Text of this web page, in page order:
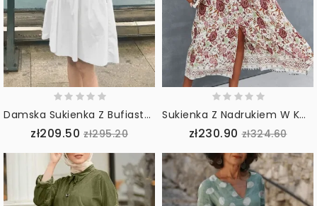
Damska Sukienka Z Bufiastymi Rękawami W Jednolitym Kolorze Z Dekoltem W Szpic Codzienna Codzienna Sukienka Midi
zł209.50 zł295.20
Sukienka Z Nadrukiem W Kwiatki Z Dekoltem W Szpic I Dekoltem W Kształcie Litery V Dla Kobiet
zł230.90 zł324.60